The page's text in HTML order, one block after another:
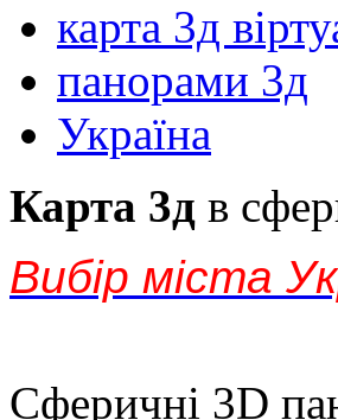
карта 3д
панорами 3д
Україна
Карта 3д в
Вибір міста
Сферичні 3D